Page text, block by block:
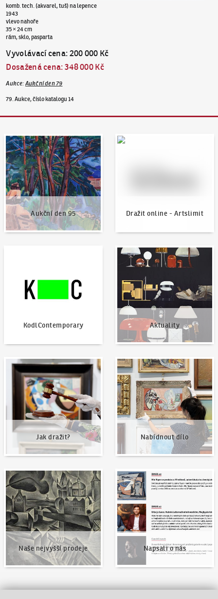
komb. tech. (akvarel, tuš) na lepence
1943
vlevo nahoře
35 × 24 cm
rám, sklo, pasparta
Vyvolávací cena:200 000 Kč
Dosažená cena:348 000 Kč
Aukce: Aukční den 79
79. Aukce, číslo katalogu 14
Aukční den 95
Aukční den 95
Dražit online - Artslimit
Dražit online - Artslimit
KodlContemporary Aktuality
Aktuality
Jak dražit?
Jak dražit?
Nabídnout dílo
Nabídnout dílo
Naše nejvyšší prodeje
Naše nejvyšší prodeje
Napsali o nás
Napsali o nás